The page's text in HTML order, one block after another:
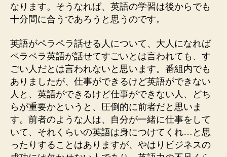
なります。そうなれば、英語の学習は後からでも
十分間に合うであろうと思うのです。
英語がペラペラ話せる人について、大人になれば
ペラペラ英語が話せてすごいとは言われても、す
ごい人だとは言われないと思います。番組内でも
ありましたが、仕事ができるけど英語ができない
人と、英語ができるけど仕事ができない人、どち
らが重要かというと、圧倒的に前者だと思いま
す。前者のような人は、自分が一緒に仕事をして
いて、それくらいの英語は身につけてくれ…と思
ったりすることはありますが、やはりビジネスの